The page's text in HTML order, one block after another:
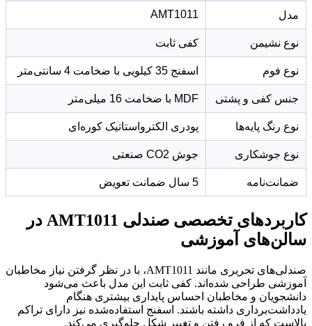
مدل AMT1011
نوع نشیمن کفی ثابت
نوع فوم اسفنج 35 کیلویی با ضخامت 4 سانتی‌متر
جنس کفی و پشتی MDF با ضخامت 16 میلی‌متر
نوع رنگ پایه‌ها پودری الکترواستاتیک کوره‌ای
نوع جوشکاری جوش CO2 صنعتی
ضمانت‌نامه 5 سال ضمانت تعویض
کاربردهای تخصصی صندلی AMT1011 در
سالن‌های آموزشی
صندلی‌های تحریری مانند AMT1011، با در نظر گرفتن نیاز مخاطبان
آموزشی طراحی شده‌اند. کفی ثابت این مدل باعث می‌شود
دانشجویان و مخاطبان احساس پایداری بیشتری هنگام
یادداشت‌برداری داشته باشند. اسفنج استفاده‌شده نیز دارای تراکم
بالاست که از فرو رفتن و تغییر شکل جلوگیری می‌کند.